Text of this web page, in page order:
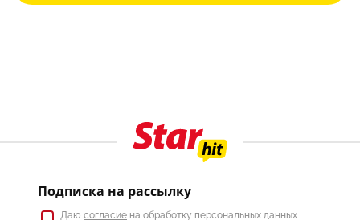
Подписка на рассылку
Даю согласие на обработку персональных данных